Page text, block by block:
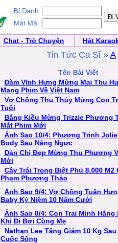
Bí Danh:
Mật Mã:
Chat - Trò Chuyện
Hát
Tin Tức Ca Sĩ » A
Tên Bài Viết
Đàm Vĩnh Hưng Mừng Mai Thu
Mang Phim Về Việt Nam
Vợ Chồng Thu Thủy Mừng Con
Tuổi
Bằng Kiều Mừng Trizzie Phương
Mắt Phim Mới
Ảnh Sao 10/4: Phương Trinh
Body Sau Nâng Ngực
Dàn Chị Đẹp Mừng Thu Phương
Mới
Cây Trái Trong Biệt Phủ 8.000 M2
Phạm Phương Thảo
Ảnh Sao 9/4: Vợ Chồng Tuấn
Baby Kỷ Niệm 10 Năm Cưới
Ảnh Sao 8/4: Con Trai Minh Hằng
Khi Đi Bơi Cùng Mẹ
Nathan Lee Tăng Giảm 10 Kg
Cuộc Sống